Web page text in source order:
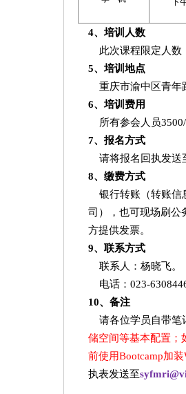
下
4、培训人数
此次课程限定人数
5、培训地点
重庆市渝中区青年
6、培训费用
所有参会人员3500/
7、报名方式
请将报名回执发送
8、缴费方式
银行转账（转账信
司），也可现场刷公
方提供发票。
9、联系方式
联系人：杨晓飞。
电话： 023-
10、备注
请各位学员自带笔
储空间等基本配置；
前使用Bootcamp加装
执表发送至